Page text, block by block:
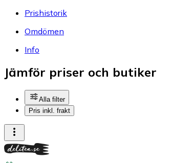
Prishistorik
Omdömen
Info
Jämför priser och butiker
Alla filter
Pris inkl. frakt